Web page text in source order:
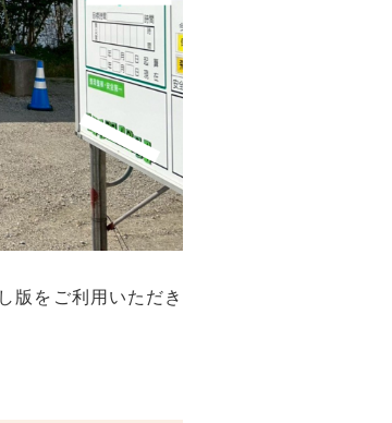
版をご利用いただき